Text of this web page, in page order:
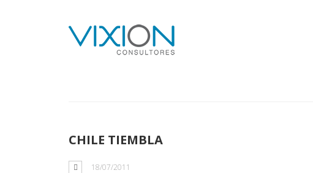
Tag: Movilidad
CHILE TIEMBLA
18/07/2011